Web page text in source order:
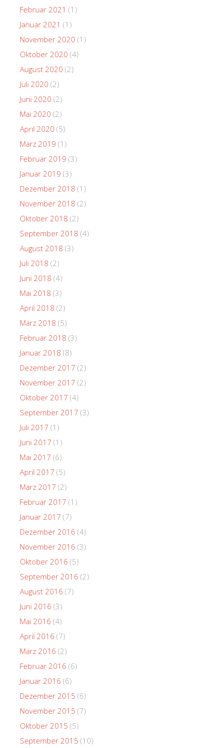
Februar 2021 (1)
Januar 2021 (1)
November 2020 (1)
Oktober 2020 (4)
August 2020 (2)
Juli 2020 (2)
Juni 2020 (2)
Mai 2020 (2)
April 2020 (5)
März 2019 (1)
Februar 2019 (3)
Januar 2019 (3)
Dezember 2018 (1)
November 2018 (2)
Oktober 2018 (2)
September 2018 (4)
August 2018 (3)
Juli 2018 (2)
Juni 2018 (4)
Mai 2018 (3)
April 2018 (2)
März 2018 (5)
Februar 2018 (3)
Januar 2018 (8)
Dezember 2017 (2)
November 2017 (2)
Oktober 2017 (4)
September 2017 (3)
Juli 2017 (1)
Juni 2017 (1)
Mai 2017 (6)
April 2017 (5)
März 2017 (2)
Februar 2017 (1)
Januar 2017 (7)
Dezember 2016 (4)
November 2016 (3)
Oktober 2016 (5)
September 2016 (2)
August 2016 (7)
Juni 2016 (3)
Mai 2016 (4)
April 2016 (7)
März 2016 (2)
Februar 2016 (6)
Januar 2016 (6)
Dezember 2015 (6)
November 2015 (7)
Oktober 2015 (5)
September 2015 (10)